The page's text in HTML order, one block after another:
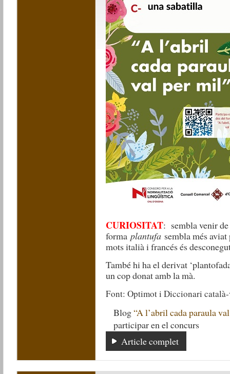
CURIOSITAT: sembla venir
forma plantufa sembla més
mots italià i francés és
També hi ha el derivat
un cop donat amb la mà.
Font: Optimot i Diccionari
Blog“A l’abril cada paraula
participar en el concurs
Article complet